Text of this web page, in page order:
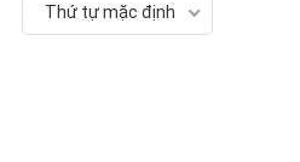
Thứ tự mặc định